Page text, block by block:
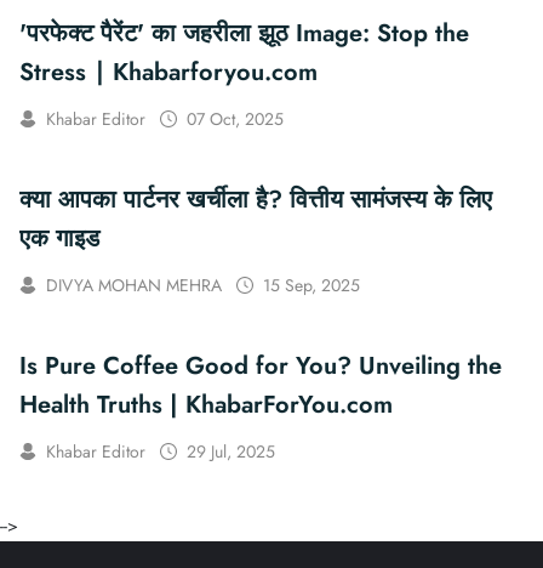
'परफेक्ट पैरेंट' का जहरीला झूठ Image: Stop the
Stress ∣ Khabarforyou.com
Khabar Editor 07 Oct, 2025
क्या आपका पार्टनर खर्चीला है? वित्तीय सामंजस्य के लिए
एक गाइड
DIVYA MOHAN MEHRA 15 Sep, 2025
Is Pure Coffee Good for You? Unveiling the
Health Truths | KhabarForYou.com
Khabar Editor 29 Jul, 2025
-->